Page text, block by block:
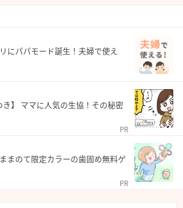
にパパモード誕生！夫婦で使え
き】 ママに人気の生協！その秘密
PR
まのて限定カラーの歯固め無料ゲ
PR